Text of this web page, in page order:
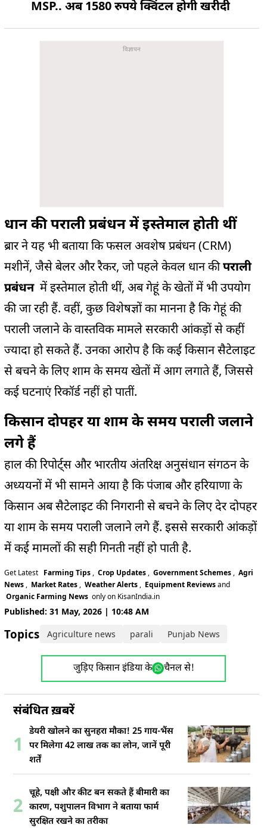
MSP.. अब 1580 रुपये क्विंटल होगी खरीदी
धान की पराली प्रबंधन में इस्तेमाल होती थीं
ब्रार ने यह भी बताया कि फसल अवशेष प्रबंधन (CRM)
मशीनें, जैसे बेलर और रैकर, जो पहले केवल धान कीपराली
प्रबंधनमें इस्तेमाल होती थीं, अब गेहूं के खेतों में भी उपयोग
की जा रही हैं. वहीं, कुछ विशेषज्ञों का मानना है कि गेहूं की
पराली जलाने के वास्तविक मामले सरकारी आंकड़ों से कहीं
ज्यादा हो सकते हैं. उनका आरोप है कि कई किसान सैटेलाइट
से बचने के लिए शाम के समय खेतों में आग लगाते हैं, जिससे
कई घटनाएं रिकॉर्ड नहीं हो पातीं.
किसान दोपहर या शाम के समय पराली जलाने
लगे हैं
हाल की रिपोर्ट्स और भारतीय अंतरिक्ष अनुसंधान संगठन के
अध्ययनों में भी सामने आया है कि पंजाब और हरियाणा के
किसान अब सैटेलाइट की निगरानी से बचने के लिए देर दोपहर
या शाम के समय पराली जलाने लगे हैं. इससे सरकारी आंकड़ों
में कई मामलों की सही गिनती नहीं हो पाती है.
Get Latest Farming Tips , Crop Updates , Government Schemes , Agri
News , Market Rates , Weather Alerts , Equipment Reviewsand
Organic Farming News only on KisanIndia.in
Published: 31 May, 2026 | 10:48 AM
Topics: Agriculture news parali Punjab News
जुड़िए किसान इंडिया के चैनल से!
संबंधित ख़बरें
1
डेयरी खोलने का सुनहरा मौका! 25 गाय-भैंस
पर मिलेगा 42 लाख तक का लोन, जानें पूरी
शर्तें
2
चूहे, पक्षी और कीट बन सकते हैं बीमारी का
कारण, पशुपालन विभाग ने बताया फार्म
सुरक्षित रखने का तरीका